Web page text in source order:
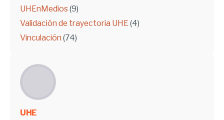
UHEnMedios (9)
Validación de trayectoria UHE(4)
Vinculación (74)
UHE